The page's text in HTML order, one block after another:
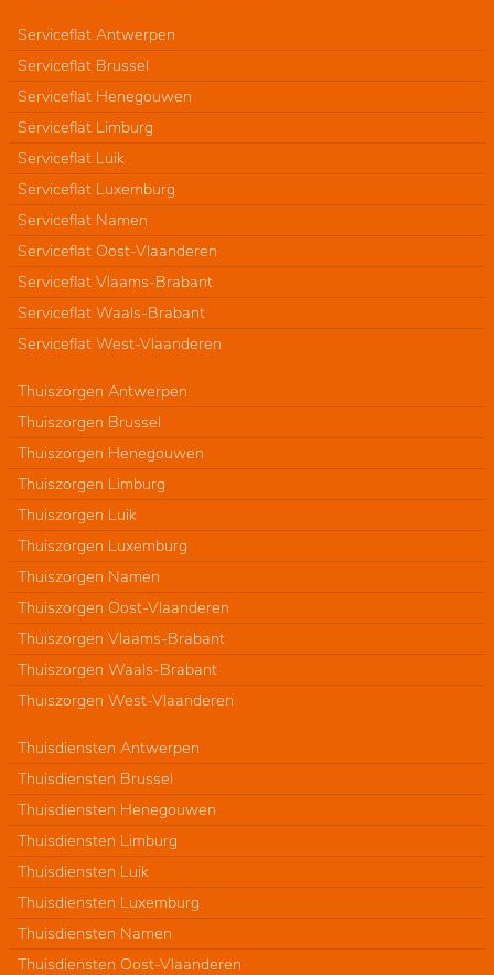
Serviceflat Antwerpen
Serviceflat Brussel
Serviceflat Henegouwen
Serviceflat Limburg
Serviceflat Luik
Serviceflat Luxemburg
Serviceflat Namen
Serviceflat Oost-Vlaanderen
Serviceflat Vlaams-Brabant
Serviceflat Waals-Brabant
Serviceflat West-Vlaanderen
Thuiszorgen Antwerpen
Thuiszorgen Brussel
Thuiszorgen Henegouwen
Thuiszorgen Limburg
Thuiszorgen Luik
Thuiszorgen Luxemburg
Thuiszorgen Namen
Thuiszorgen Oost-Vlaanderen
Thuiszorgen Vlaams-Brabant
Thuiszorgen Waals-Brabant
Thuiszorgen West-Vlaanderen
Thuisdiensten Antwerpen
Thuisdiensten Brussel
Thuisdiensten Henegouwen
Thuisdiensten Limburg
Thuisdiensten Luik
Thuisdiensten Luxemburg
Thuisdiensten Namen
Thuisdiensten Oost-Vlaanderen